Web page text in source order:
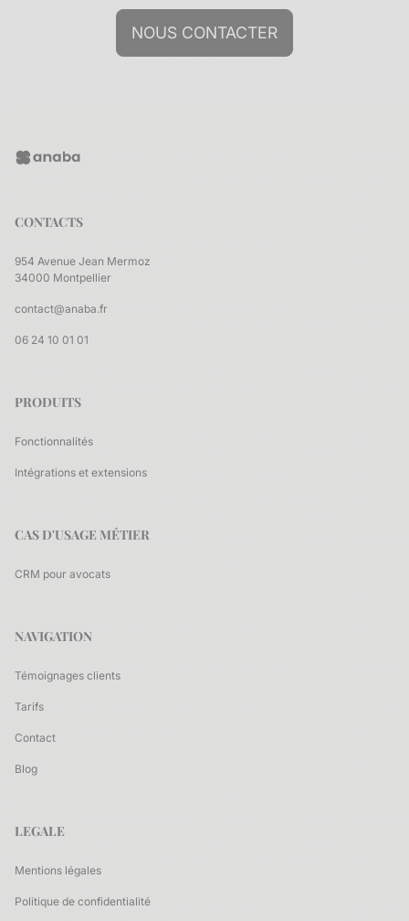
NOUS CONTACTER
CONTACTS
954 Avenue Jean Mermoz
34000 Montpellier
contact@anaba.fr
06 24 10 01 01
PRODUITS
Fonctionnalités
Intégrations et extensions
CAS D'USAGE MÉTIER
CRM pour avocats
NAVIGATION
Témoignages clients
Tarifs
Contact
Blog
LEGALE
Mentions légales
Politique de confidentialité